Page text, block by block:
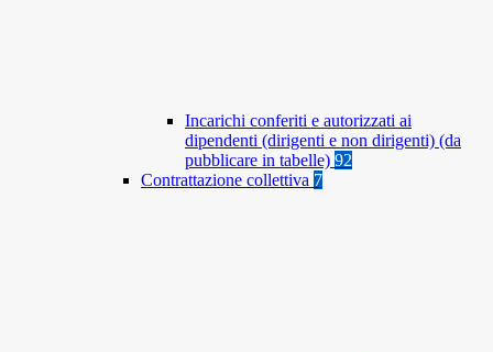
Incarichi conferiti e autorizzati ai
dipendenti (dirigenti e non dirigenti) (da
pubblicare in tabelle) 92
Contrattazione collettiva 7